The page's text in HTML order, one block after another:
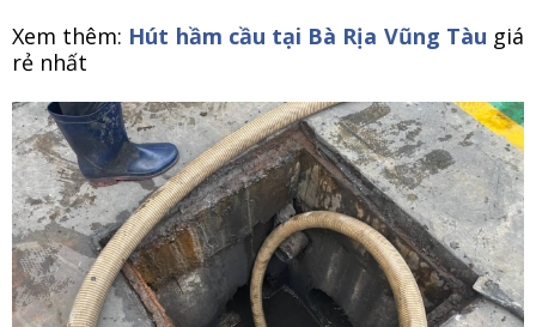
Xem thêm: Hút hầm cầu tại Bà Rịa Vũng Tàu giá
rẻ nhất